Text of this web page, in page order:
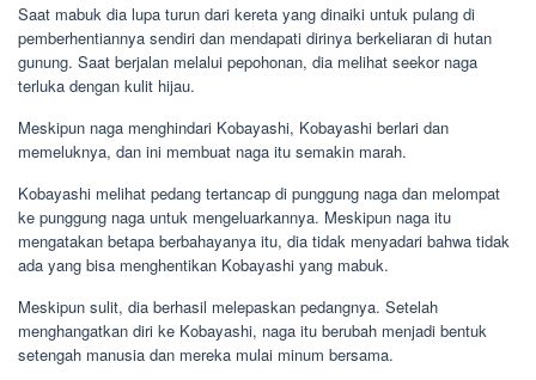
Saat mabuk dia lupa turun dari kereta yang dinaiki untuk pulang di
pemberhentiannya sendiri dan mendapati dirinya berkeliaran di hutan
gunung. Saat berjalan melalui pepohonan, dia melihat seekor naga
terluka dengan kulit hijau.
Meskipun naga menghindari Kobayashi, Kobayashi berlari dan
memeluknya, dan ini membuat naga itu semakin marah.
Kobayashi melihat pedang tertancap di punggung naga dan melompat
ke punggung naga untuk mengeluarkannya. Meskipun naga itu
mengatakan betapa berbahayanya itu, dia tidak menyadari bahwa tidak
ada yang bisa menghentikan Kobayashi yang mabuk.
Meskipun sulit, dia berhasil melepaskan pedangnya. Setelah
menghangatkan diri ke Kobayashi, naga itu berubah menjadi bentuk
setengah manusia dan mereka mulai minum bersama.